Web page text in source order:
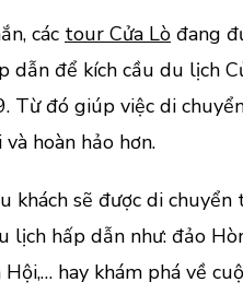
các tour Cửa Lò đang
dẫn để kích cầu du lịch
Từ đó giúp việc di
hoàn hảo hơn.
khách sẽ được di
lịch hấp dẫn như: đảo
hay khám phá về